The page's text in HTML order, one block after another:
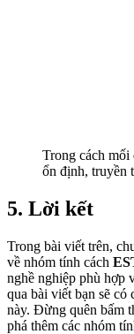
Trong cách mối
ổn định, truyền
5. Lời kết
Trong bài viết trên,
về nhóm tính cách
nghề nghiệp phù hợp
qua bài viết bạn sẽ
này. Đừng quên bấm
phá thêm các nhóm